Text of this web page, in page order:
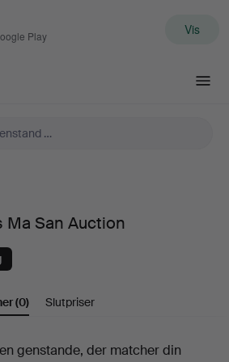
Play Vis
Ma San Auction
(0) Slutpriser
genstande, der matcher din